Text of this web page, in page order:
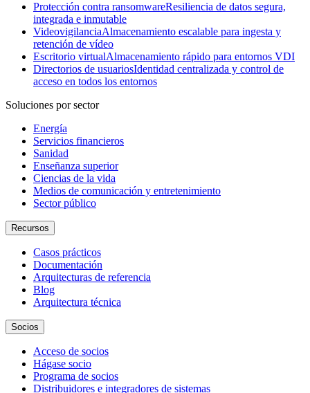
Protección contra ransomwareResiliencia de datos segura,
integrada e inmutable
VideovigilanciaAlmacenamiento escalable para ingesta y
retención de vídeo
Escritorio virtualAlmacenamiento rápido para entornos VDI
Directorios de usuariosIdentidad centralizada y control de
acceso en todos los entornos
Soluciones por sector
Energía
Servicios financieros
Sanidad
Enseñanza superior
Ciencias de la vida
Medios de comunicación y entretenimiento
Sector público
Recursos
Casos prácticos
Documentación
Arquitecturas de referencia
Blog
Arquitectura técnica
Socios
Acceso de socios
Hágase socio
Programa de socios
Distribuidores e integradores de sistemas